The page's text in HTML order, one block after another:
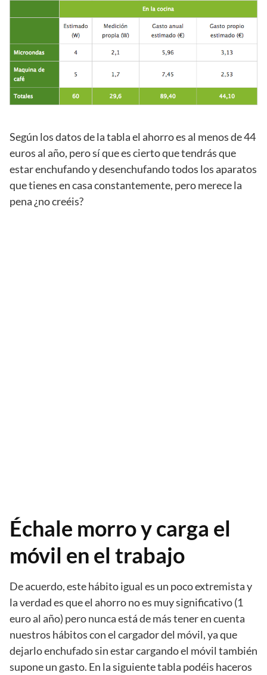
Según los datos de la tabla el ahorro es al menos de 44
euros al año, pero sí que es cierto que tendrás que
estar enchufando y desenchufando todos los aparatos
que tienes en casa constantemente, pero merece la
pena ¿no creéis?
Échale morro y carga el
móvil en el trabajo
De acuerdo, este hábito igual es un poco extremista y
la verdad es que el ahorro no es muy significativo (1
euro al año) pero nunca está de más tener en cuenta
nuestros hábitos con el cargador del móvil, ya que
dejarlo enchufado sin estar cargando el móvil también
supone un gasto. En la siguiente tabla podéis haceros